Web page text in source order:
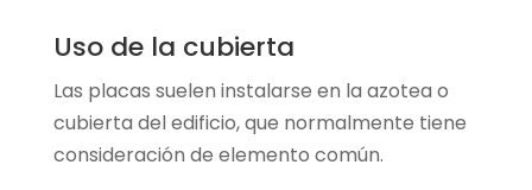
Uso de la cubierta
Las placas suelen instalarse en la azotea o
cubierta del edificio, que normalmente tiene
consideración de elemento común.